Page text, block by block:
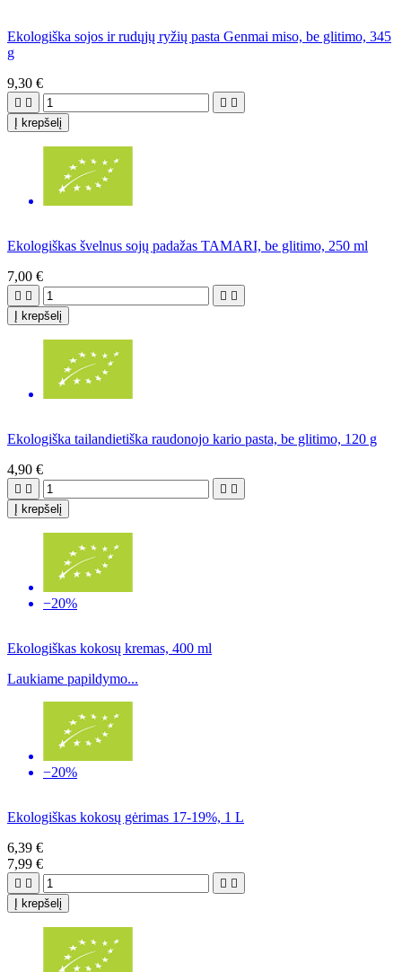
Ekologiška sojos ir rudųjų ryžių pasta Genmai miso, be glitimo, 345
g
9,30 €
   
Į krepšelį
Ekologiškas švelnus sojų padažas TAMARI, be glitimo, 250 ml
7,00 €
   
Į krepšelį
Ekologiška tailandietiška raudonojo kario pasta, be glitimo, 120 g
4,90 €
   
Į krepšelį
−20%
Ekologiškas kokosų kremas, 400 ml
Laukiame papildymo...
−20%
Ekologiškas kokosų gėrimas 17-19%, 1 L
6,39 €
7,99 €
   
Į krepšelį